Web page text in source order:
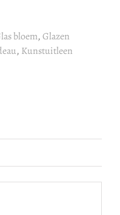
bloem,Glazen
, Kunstuitleen